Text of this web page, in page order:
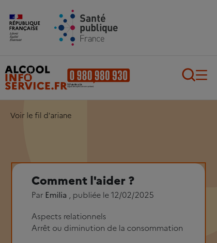
Aller au contenu principal
Voir le fil d'ariane
Comment l'aider ?
Par Emilia , publiée le 12/02/2025
Aspects relationnels
Arrêt ou diminution de la consommation